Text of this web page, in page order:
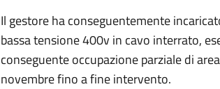
Il gestore ha conseguentemente
bassa tensione 400v in cavo interrato,
conseguente occupazione parziale di
novembre fino a fine intervento.